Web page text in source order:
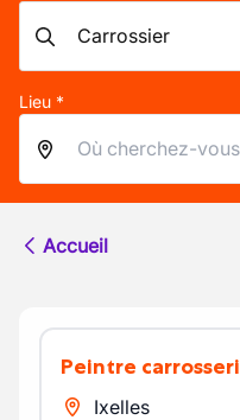
Lieu *
Accueil
Peintre
Ixelles